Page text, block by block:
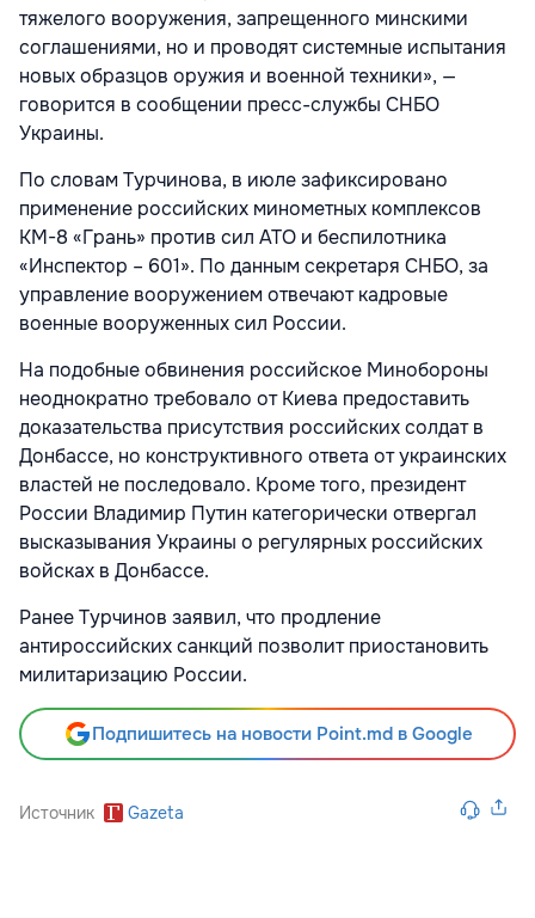
тяжелого вооружения, запрещенного минскими
соглашениями, но и проводят системные испытания
новых образцов оружия и военной техники», —
говорится в сообщении пресс-службы СНБО
Украины.
По словам Турчинова, в июле зафиксировано
применение российских минометных комплексов
КМ-8 «Грань» против сил АТО и беспилотника
«Инспектор – 601». По данным секретаря СНБО, за
управление вооружением отвечают кадровые
военные вооруженных сил России.
На подобные обвинения российское Минобороны
неоднократно требовало от Киева предоставить
доказательства присутствия российских солдат в
Донбассе, но конструктивного ответа от украинских
властей не последовало. Кроме того, президент
России Владимир Путин категорически отвергал
высказывания Украины о регулярных российских
войсках в Донбассе.
Ранее Турчинов заявил, что продление
антироссийских санкций позволит приостановить
милитаризацию России.
Подпишитесь на новости Point.md в Google
Источник Gazeta